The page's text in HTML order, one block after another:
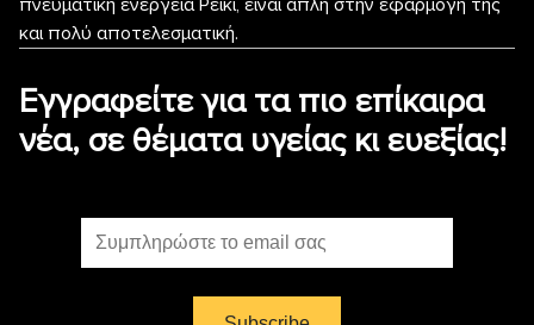
πνευματική ενέργεια Ρέικι, είναι απλή στην εφαρμογή της
και πολύ αποτελεσματική.
Εγγραφείτε για τα πιο επίκαιρα
νέα, σε θέματα υγείας κι ευεξίας!